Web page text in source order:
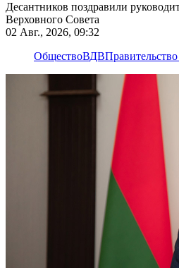
Десантников поздравили
Верховного Совета
02 Авг., 2026, 09:32
ОбществоВДВ